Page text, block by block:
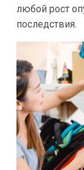
любой рост
последствия.